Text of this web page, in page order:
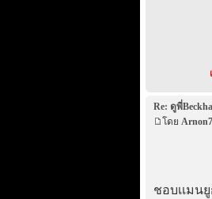
Re: ดูพี่
โดย
ชอบเเมนยู